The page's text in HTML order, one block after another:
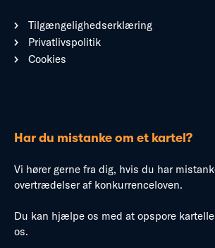
Tilgængelighedserklæring
Privatlivspolitik
Cookies
Har du mistanke om et kartel?
Vi hører gerne fra dig, hvis du har
overtrædelser af konkurrenceloven.
Du kan hjælpe os med at opspore
os.